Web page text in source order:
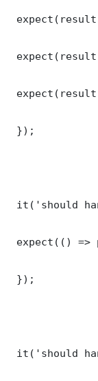
});
it('should
expect(() =>
});
it('should